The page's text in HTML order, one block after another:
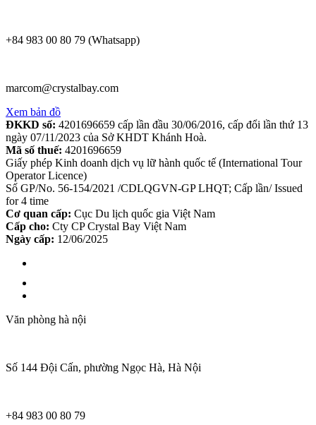
+84 983 00 80 79 (Whatsapp)
marcom@crystalbay.com
Xem bản đồ
ĐKKD số: 4201696659 cấp lần đầu 30/06/2016, cấp đổi lần thứ 13
ngày 07/11/2023 của Sở KHDT Khánh Hoà.
Mã số thuế: 4201696659
Giấy phép Kinh doanh dịch vụ lữ hành quốc tế (International Tour
Operator Licence)
Số GP/No. 56-154/2021 /CDLQGVN-GP LHQT; Cấp lần/ Issued
for 4 time
Cơ quan cấp: Cục Du lịch quốc gia Việt Nam
Cấp cho: Cty CP Crystal Bay Việt Nam
Ngày cấp: 12/06/2025
Văn phòng hà nội
Số 144 Đội Cấn, phường Ngọc Hà, Hà Nội
+84 983 00 80 79